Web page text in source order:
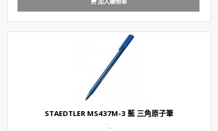
加入購物車
STAEDTLER MS437M-3 藍 三角原子筆
˙..